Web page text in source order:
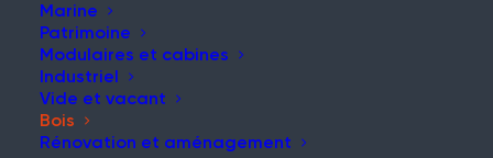
Marine
Patrimoine
Modulaires et cabines
Industriel
Vide et vacant
Bois
Rénovation et aménagement
DEMANDER UN DEVIS